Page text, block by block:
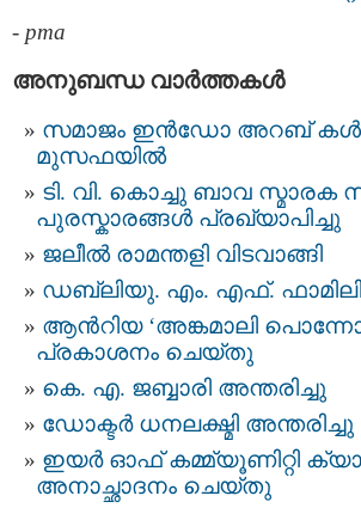
- pma
അനുബന്ധ വാര്‍ത്തകള്‍
സമാജം ഇന്‍ഡോ അറബ്
മുസഫയിൽ
ടി. വി. കൊച്ചു ബാവ സ്മാരക
പുരസ്കാരങ്ങൾ പ്രഖ്യാപിച്ചു
ജലീൽ രാമന്തളി വിടവാങ്ങി
ഡബ്ലിയു. എം. എഫ്. ഫാമിലി
ആൻറിയ ‘അങ്കമാലി
പ്രകാശനം ചെയ്തു
കെ. എ. ജബ്ബാരി അന്തരിച്ചു
ഡോക്ടർ ധനലക്ഷ്മി അന്തരിച്ചു
ഇയർ ഓഫ് കമ്മ്യൂണിറ്റി
അനാച്ഛാദനം ചെയ്തു